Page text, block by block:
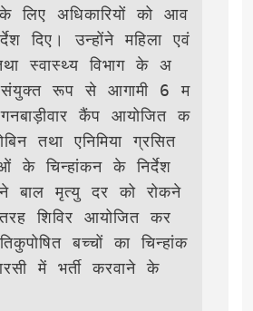
लिए अधिकारियों को आव
दिए। उन्होंने महिला एवं
स्वास्थ्य विभाग के अ
संयुक्त रूप से आगामी 6 म
कैंप आयोजित क
तथा एनिमिया ग्रसित
के चिन्हांकन के निर्देश
बाल मृत्यु दर को रोकने
शिविर आयोजित कर
बच्चों का चिन्हांक
में भर्ती करवाने के